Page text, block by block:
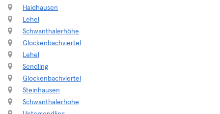
Haidhausen
Lehel
Schwanthalerhöhe
Glockenbachviertel
Lehel
Sendling
Glockenbachviertel
Steinhausen
Schwanthalerhöhe